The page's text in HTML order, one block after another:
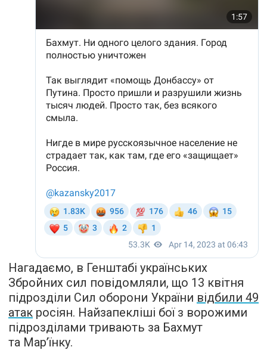
Нагадаємо, в Генштабі українських
Збройних сил повідомляли, що 13 квітня
підрозділи Сил оборони України відбили 49
атак росіян. Найзапекліші бої з ворожими
підрозділами тривають за Бахмут
та Мар’їнку.